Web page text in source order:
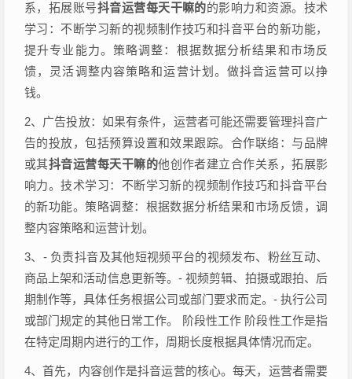
系，拓展账号抖音运营每天干嘛的的影响力和资源。技术
学习：不断学习新的视频制作技巧和抖音平台的新功能，
提升专业能力。策略调整：根据数据分析结果和市场反
馈，灵活调整内容策略和运营计划。做抖音运营可以挣
钱。
2、广告投放：如果有条件，运营者可能还需要管理抖音广
告的投放，包括预算设置和效果跟踪。合作联络：与品牌
或其抖音运营每天干嘛的他创作者建立合作关系，拓展影
响力。技术学习：不断学习新的视频制作技巧和抖音平台
的新功能。策略调整：根据数据分析结果和市场反馈，调
整内容策略和运营计划。
3、- 负责抖音及其他短视频平台的视频发布、粉丝互动、
商品上架和活动信息更新等。- 视频剪辑、拍摄或跟拍、后
期制作等，具体任务根据公司或部门要求而定。- 执行公司
或部门规定的其他日常工作。 阶段性工作 阶段性工作是指
在特定周期内进行的工作，周期长度根据具体情况而定。
4、首先，内容创作是抖音运营的核心。每天，运营者需要